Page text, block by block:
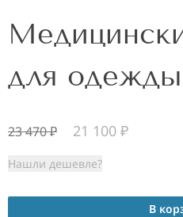
для
23 470₽ 21 100 ₽
Нашли дешевле?
В